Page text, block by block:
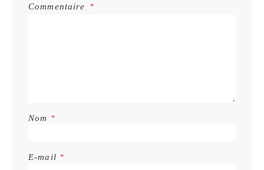
Commentaire
Nom *
E-mail *